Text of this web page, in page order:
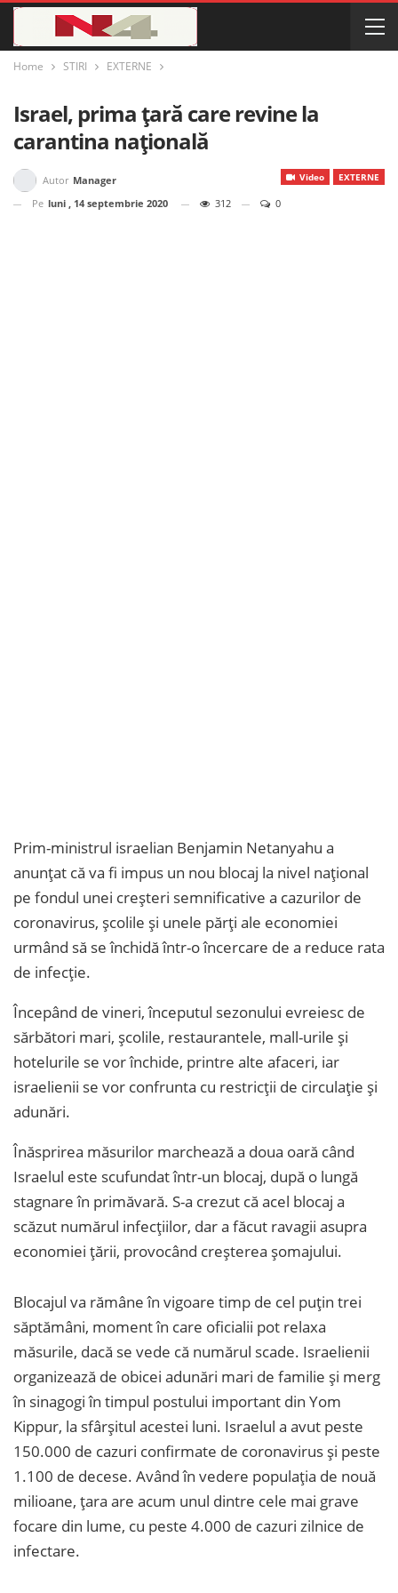
Home STIRI EXTERNE
Israel, prima țară care revine la
carantina națională
Video EXTERNE
Autor Manager
Pe luni , 14 septembrie 2020 312 0
Prim-ministrul israelian Benjamin Netanyahu a
anunțat că va fi impus un nou blocaj la nivel național
pe fondul unei creșteri semnificative a cazurilor de
coronavirus, școlile și unele părți ale economiei
urmând să se închidă într-o încercare de a reduce rata
de infecție.
Începând de vineri, începutul sezonului evreiesc de
sărbători mari, școlile, restaurantele, mall-urile și
hotelurile se vor închide, printre alte afaceri, iar
israelienii se vor confrunta cu restricții de circulație și
adunări.
Înăsprirea măsurilor marchează a doua oară când
Israelul este scufundat într-un blocaj, după o lungă
stagnare în primăvară. S-a crezut că acel blocaj a
scăzut numărul infecțiilor, dar a făcut ravagii asupra
economiei țării, provocând creșterea șomajului.
Blocajul va rămâne în vigoare timp de cel puțin trei
săptămâni, moment în care oficialii pot relaxa
măsurile, dacă se vede că numărul scade. Israelienii
organizează de obicei adunări mari de familie și merg
în sinagogi în timpul postului important din Yom
Kippur, la sfârșitul acestei luni. Israelul a avut peste
150.000 de cazuri confirmate de coronavirus și peste
1.100 de decese. Având în vedere populația de nouă
milioane, țara are acum unul dintre cele mai grave
focare din lume, cu peste 4.000 de cazuri zilnice de
infectare.